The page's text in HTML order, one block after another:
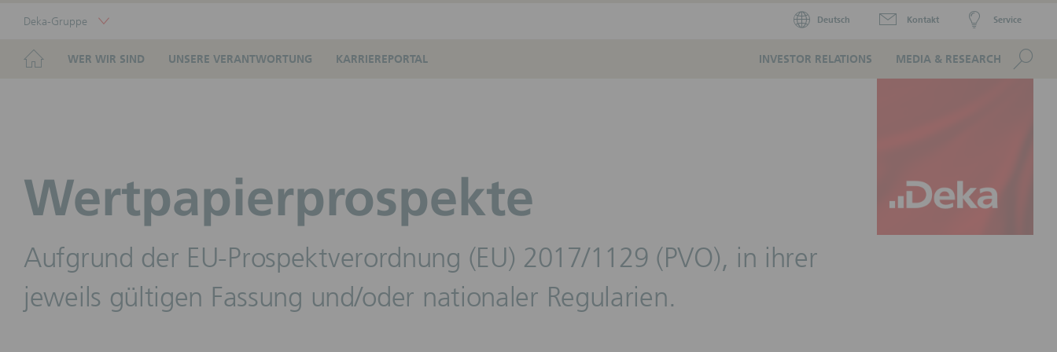
Portal
Deka-Gruppe Deutsch Kontakt Service
HOME
WER WIR SIND UNSERE VERANTWORTUNG KARRIEREPORTAL INVESTOR RELATIONS MEDIA & RESEARCH
Wertpapierprospekte
Aufgrund der EU-Prospektverordnung (EU) 2017/1129 (PVO), in ihrer
jeweils gültigen Fassung und/oder nationaler Regularien.